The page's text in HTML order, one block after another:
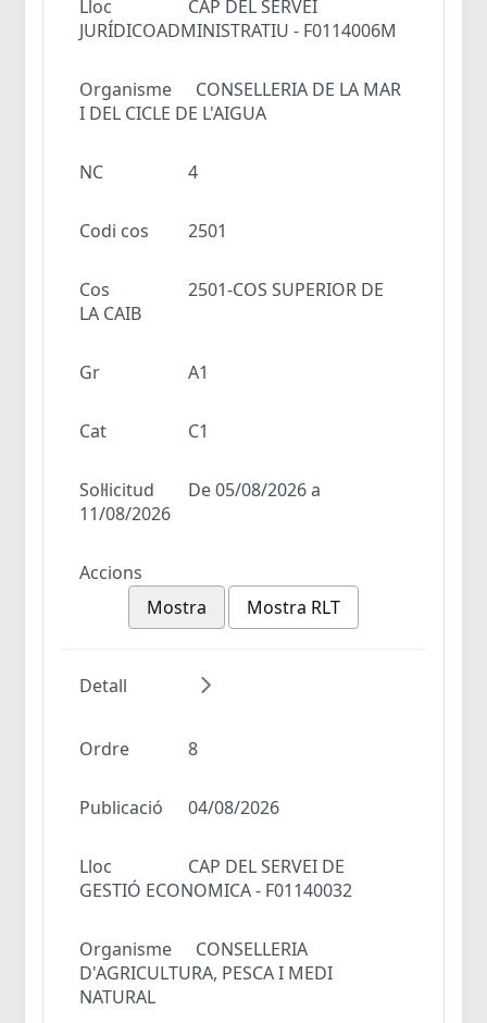
Lloc
CAP DEL SERVEI
JURÍDICOADMINISTRATIU - F0114006M
Organisme
CONSELLERIA DE LA MAR
I DEL CICLE DE L'AIGUA
NC 4
Codi cos 2501
Cos
2501-COS SUPERIOR DE
LA CAIB
Gr A1
Cat C1
Sol·licitud
De 05/08/2026 a
11/08/2026
Accions
Mostra
Mostra RLT
Detall
Ordre 8
Publicació 04/08/2026
Lloc
CAP DEL SERVEI DE
GESTIÓ ECONOMICA - F01140032
Organisme
CONSELLERIA
D'AGRICULTURA, PESCA I MEDI
NATURAL